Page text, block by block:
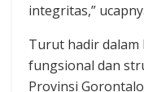
integritas,”
Turut hadir
fungsional dan
Provinsi